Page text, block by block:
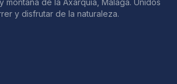
montaña de la Axarquía, Málaga. Unidos
y disfrutar de la naturaleza.